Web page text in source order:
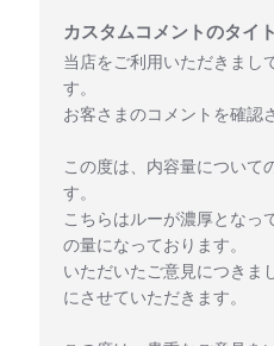
カスタムコメントのタイ
当店をご利用いただきまし
す。
お客さまのコメントを確認
この度は、内容量について
す。
こちらはルーが濃厚となっ
の量になっております。
いただいたご意見につきま
にさせていただきます。